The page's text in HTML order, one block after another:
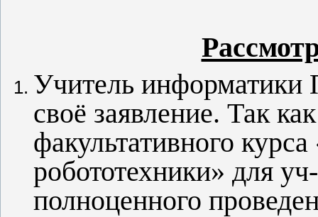
Учитель
своё заявление. Так
факультативного
робототехники» для
полноценного